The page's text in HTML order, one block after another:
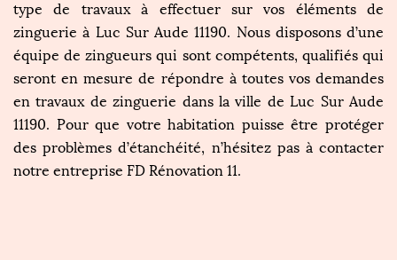
type de travaux à effectuer sur vos éléments de
zinguerie à Luc Sur Aude 11190. Nous disposons d’une
équipe de zingueurs qui sont compétents, qualifiés qui
seront en mesure de répondre à toutes vos demandes
en travaux de zinguerie dans la ville de Luc Sur Aude
11190. Pour que votre habitation puisse être protéger
des problèmes d’étanchéité, n’hésitez pas à contacter
notre entreprise FD Rénovation 11.